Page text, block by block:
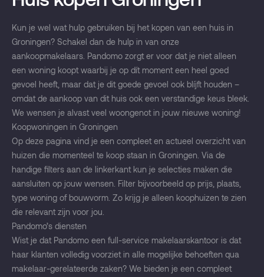
Kun je wel wat hulp gebruiken bij het kopen van een huis in
Groningen? Schakel dan de hulp in van onze
aankoopmakelaars. Pandomo zorgt er voor dat je niet alleen
een woning koopt waarbij je op dít moment een heel goed
gevoel heeft, maar dat je dit goede gevoel ook blíjft houden –
omdat de aankoop van dit huis ook een verstandige keus bleek.
We wensen je alvast veel woongenot in jouw nieuwe woning!
Koopwoningen in Groningen
Op deze pagina vind je een compleet en actueel overzicht van
huizen die momenteel te koop staan in Groningen. Via de
handige filters aan de linkerkant kun je selecties maken die
aansluiten op jouw wensen. Filter bijvoorbeeld op prijs, plaats,
type woning of bouwvorm. Zo krijg je alleen koophuizen te zien
die relevant zijn voor jou.
Pandomo’s diensten
Wist je dat Pandomo een full-service makelaarskantoor is dat
haar klanten volledig voorziet in alle mogelijke behoeften qua
makelaar-gerelateerde zaken? We bieden je een compleet